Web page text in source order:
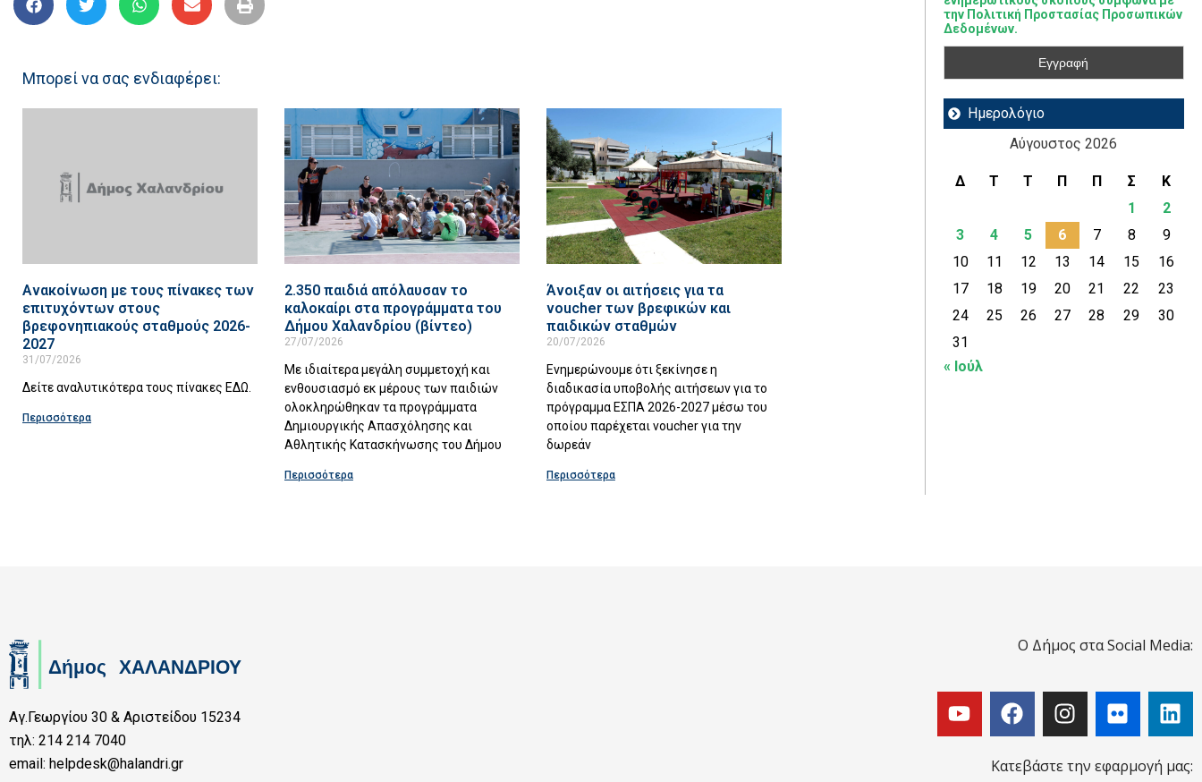
Μπορεί να σας ενδιαφέρει:
Ανακοίνωση με τους πίνακες των
επιτυχόντων στους
βρεφονηπιακούς σταθμούς 2026-
2027
31/07/2026
Δείτε αναλυτικότερα τους πίνακες ΕΔΩ.
Περισσότερα
2.350 παιδιά απόλαυσαν το
καλοκαίρι στα προγράμματα του
Δήμου Χαλανδρίου (βίντεο)
27/07/2026
Με ιδιαίτερα μεγάλη συμμετοχή και
ενθουσιασμό εκ μέρους των παιδιών
ολοκληρώθηκαν τα προγράμματα
Δημιουργικής Απασχόλησης και
Αθλητικής Κατασκήνωσης του Δήμου
Περισσότερα
Άνοιξαν οι αιτήσεις για τα
voucher των βρεφικών και
παιδικών σταθμών
20/07/2026
Eνημερώνουμε ότι ξεκίνησε η
διαδικασία υποβολής αιτήσεων για το
πρόγραμμα ΕΣΠΑ 2026-2027 μέσω του
οποίου παρέχεται voucher για την
δωρεάν
Περισσότερα
την Πολιτική Προστασίας Προσωπικών
Δεδομένων.
Ημερολόγιο
Αύγουστος 2026
Δ Τ Τ Π Π Σ
Κ
1
2
3
4 5 6 7 8
9
10
11 12 13 14 15
16
17
18 19 20 21 22
23
24
25 26 27 28 29
30
31
« Ιούλ
Αγ.Γεωργίου 30 & Αριστείδου 15234
τηλ: 214 214 7040
email: helpdesk@halandri.gr
Ο Δήμος στα Social Media:
Κατεβάστε την εφαρμογή μας: